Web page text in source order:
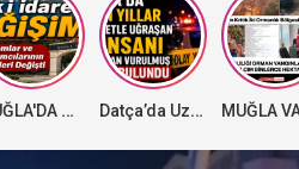
MUĞLA'DA MÜLKİ İDAREDE DEĞİŞİM Datça’da Uzun Yıllar Ticaretle Uğraşan İş İnsanı Başından Vurulmuş Halde Bulundu